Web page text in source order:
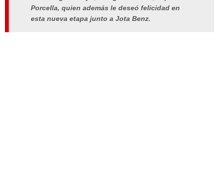
Porcella, quien además le deseó felicidad en
esta nueva etapa junto a Jota Benz.